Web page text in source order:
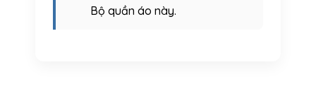
Bộ quần áo này.